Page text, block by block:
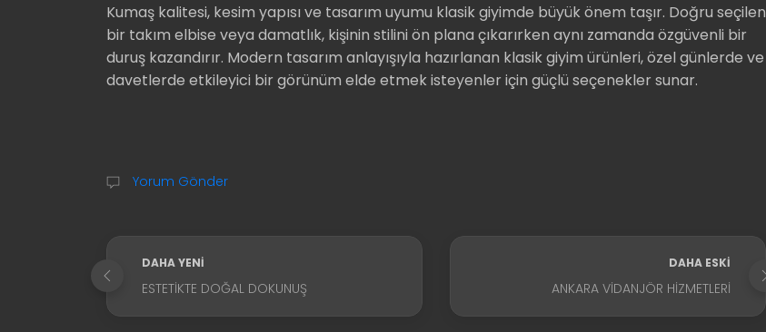
Kumaş kalitesi, kesim yapısı ve tasarım uyumu klasik giyimde büyük önem taşır. Doğru seçilen
bir takım elbise veya damatlık, kişinin stilini ön plana çıkarırken aynı zamanda özgüvenli bir
duruş kazandırır. Modern tasarım anlayışıyla hazırlanan klasik giyim ürünleri, özel günlerde ve
davetlerde etkileyici bir görünüm elde etmek isteyenler için güçlü seçenekler sunar.
Yorum Gönder
DAHA YENI
ESTETIKTE DOĞAL DOKUNUŞ
DAHA ESKI
ANKARA VIDANJÖR HIZMETLERI